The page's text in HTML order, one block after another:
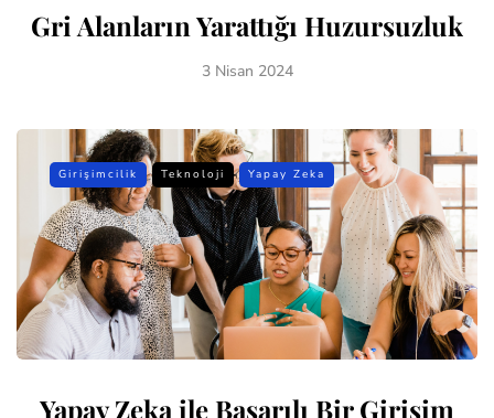
Gri Alanların Yarattığı Huzursuzluk
3 Nisan 2024
Girişimcilik Teknoloji Yapay Zeka
Yapay Zeka ile Başarılı Bir Girişim